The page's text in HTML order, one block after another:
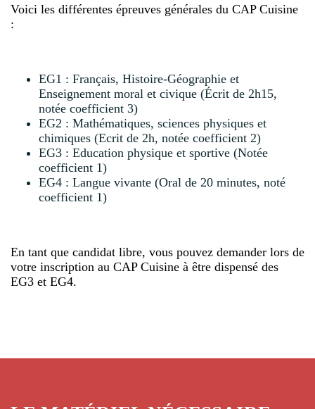
Voici les différentes épreuves générales du CAP Cuisine
:
EG1 : Français, Histoire-Géographie et
Enseignement moral et civique (Écrit de 2h15,
notée coefficient 3)
EG2 : Mathématiques, sciences physiques et
chimiques (Ecrit de 2h, notée coefficient 2)
EG3 : Education physique et sportive (Notée
coefficient 1)
EG4 : Langue vivante (Oral de 20 minutes, noté
coefficient 1)
En tant que candidat libre, vous pouvez demander lors de
votre inscription au CAP Cuisine à être dispensé des
EG3 et EG4.